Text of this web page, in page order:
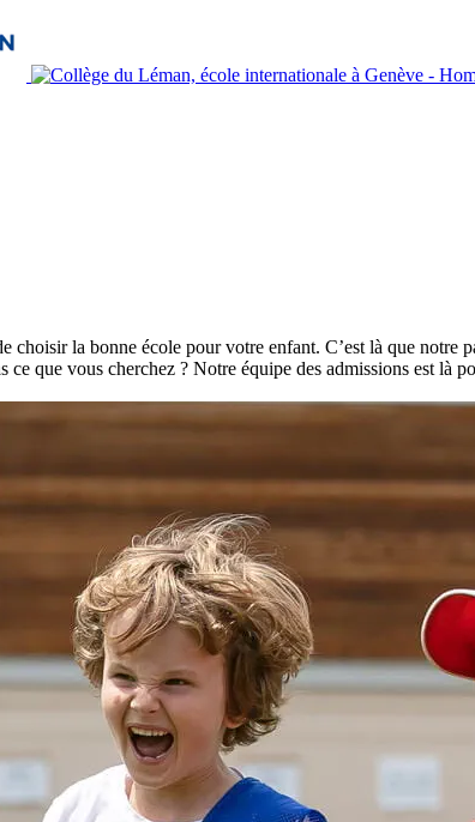
choisir la bonne école pour votre enfant. C’est là que
que vous cherchez ? Notre équipe des admissions est là